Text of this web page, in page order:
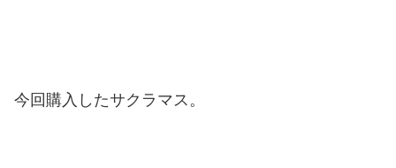
今回購入したサクラマス。